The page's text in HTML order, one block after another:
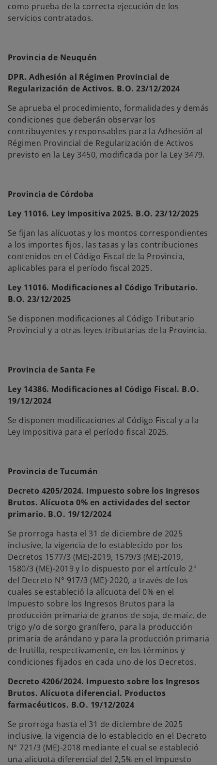
como prueba de la correcta ejecución de los
servicios contratados.
Provincia de Neuquén
DPR. Adhesión al Régimen Provincial de
Regularización de Activos. B.O. 23/12/2024
Se aprueba el procedimiento, formalidades y demás
condiciones que deberán observar los
contribuyentes y responsables para la Adhesión al
Régimen Provincial de Regularización de Activos
previsto en la Ley 3450, modificada por la Ley 3479.
Provincia de Córdoba
Ley 11016. Ley Impositiva 2025. B.O. 23/12/2025
Se fijan las alícuotas y los montos correspondientes
a los importes fijos, las tasas y las contribuciones
contenidos en el Código Fiscal de la Provincia,
aplicables para el período fiscal 2025.
Ley 11016. Modificaciones al Código Tributario.
B.O. 23/12/2025
Se disponen modificaciones al Código Tributario
Provincial y a otras leyes tributarias de la Provincia.
Provincia de Santa Fe
Ley 14386. Modificaciones al Código Fiscal. B.O.
19/12/2024
Se disponen modificaciones al Código Fiscal y a la
Ley Impositiva para el período fiscal 2025.
Provincia de Tucumán
Decreto 4205/2024. Impuesto sobre los Ingresos
Brutos. Alícuota 0% en actividades del sector
primario. B.O. 19/12/2024
Se prorroga hasta el 31 de diciembre de 2025
inclusive, la vigencia de lo establecido por los
Decretos 1577/3 (ME)-2019, 1579/3 (ME)-2019,
1580/3 (ME)-2019 y lo dispuesto por el artículo 2°
del Decreto N° 917/3 (ME)-2020, a través de los
cuales se estableció la alícuota del 0% en el
Impuesto sobre los Ingresos Brutos para la
producción primaria de granos de soja, de maíz, de
trigo y/o de sorgo granífero, para la producción
primaria de arándano y para la producción primaria
de frutilla, respectivamente, en los términos y
condiciones fijados en cada uno de los Decretos.
Decreto 4206/2024. Impuesto sobre los Ingresos
Brutos. Alícuota diferencial. Productos
farmacéuticos. B.O. 19/12/2024
Se prorroga hasta el 31 de diciembre de 2025
inclusive, la vigencia de lo establecido en el Decreto
N° 721/3 (ME)-2018 mediante el cual se estableció
una alícuota diferencial del 2,5% en el Impuesto